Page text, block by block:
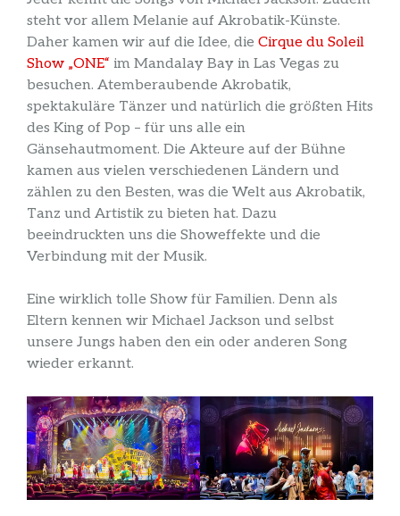
steht vor allem Melanie auf Akrobatik-Künste.
Daher kamen wir auf die Idee, die Cirque du Soleil
Show „ONE“ im Mandalay Bay in Las Vegas zu
besuchen. Atemberaubende Akrobatik,
spektakuläre Tänzer und natürlich die größten Hits
des King of Pop – für uns alle ein
Gänsehautmoment. Die Akteure auf der Bühne
kamen aus vielen verschiedenen Ländern und
zählen zu den Besten, was die Welt aus Akrobatik,
Tanz und Artistik zu bieten hat. Dazu
beeindruckten uns die Showeffekte und die
Verbindung mit der Musik.
Eine wirklich tolle Show für Familien. Denn als
Eltern kennen wir Michael Jackson und selbst
unsere Jungs haben den ein oder anderen Song
wieder erkannt.